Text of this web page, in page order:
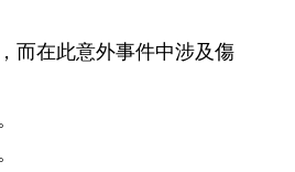
而在此意外事件中涉及傷